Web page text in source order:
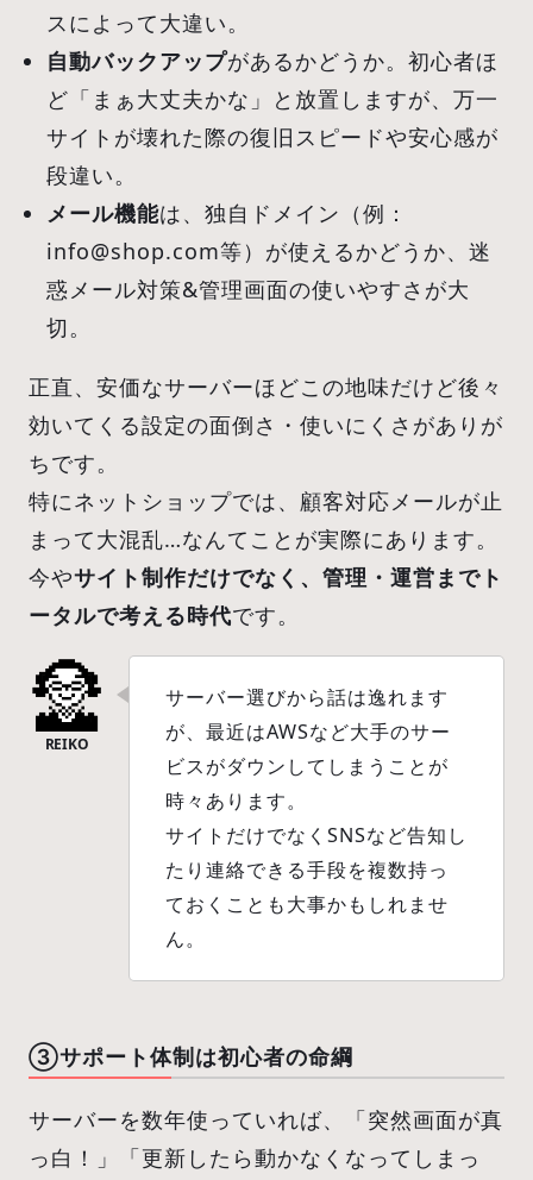
スによって大違い。
自動バックアップがあるかどうか。初心者ほ
ど「まぁ大丈夫かな」と放置しますが、万一
サイトが壊れた際の復旧スピードや安心感が
段違い。
メール機能は、独自ドメイン（例：
info@shop.com等）が使えるかどうか、迷
惑メール対策&管理画面の使いやすさが大
切。
正直、安価なサーバーほどこの地味だけど後々
効いてくる設定の面倒さ・使いにくさがありが
ちです。
特にネットショップでは、顧客対応メールが止
まって大混乱…なんてことが実際にあります。
今やサイト制作だけでなく、管理・運営までト
ータルで考える時代です。
サーバー選びから話は逸れます
が、最近はAWSなど大手のサー
ビスがダウンしてしまうことが
時々あります。
サイトだけでなくSNSなど告知し
たり連絡できる手段を複数持っ
ておくことも大事かもしれませ
ん。
③サポート体制は初心者の命綱
サーバーを数年使っていれば、「突然画面が真
っ白！」「更新したら動かなくなってしまっ